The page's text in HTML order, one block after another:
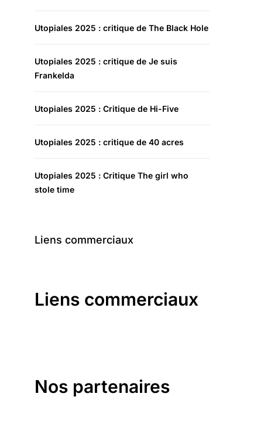
Utopiales 2025 : critique de The Black Hole
Utopiales 2025 : critique de Je suis
Frankelda
Utopiales 2025 : Critique de Hi-Five
Utopiales 2025 : critique de 40 acres
Utopiales 2025 : Critique The girl who
stole time
Liens commerciaux
Liens commerciaux
Nos partenaires